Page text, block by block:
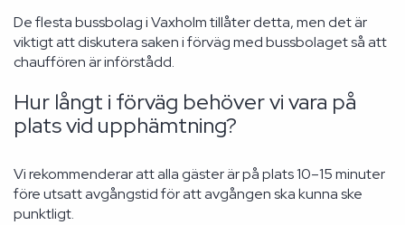
De flesta bussbolag i Vaxholm tillåter detta, men det är
viktigt att diskutera saken i förväg med bussbolaget så att
chauffören är införstådd.
Hur långt i förväg behöver vi vara på
plats vid upphämtning?
Vi rekommenderar att alla gäster är på plats 10–15 minuter
före utsatt avgångstid för att avgången ska kunna ske
punktligt.